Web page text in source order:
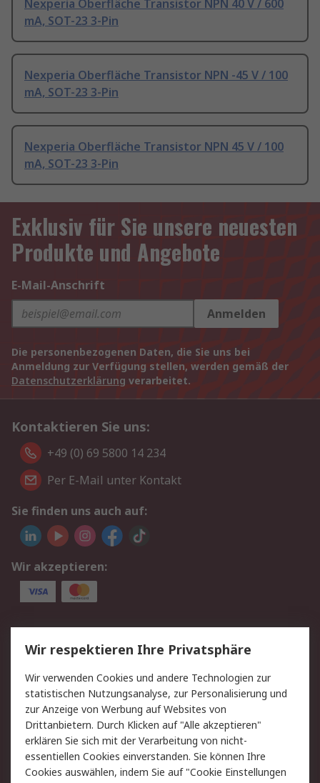
Nexperia Oberfläche Transistor NPN 40 V / 600
mA, SOT-23 3-Pin
Nexperia Oberfläche Transistor NPN -45 V / 100
mA, SOT-23 3-Pin
Nexperia Oberfläche Transistor NPN 45 V / 100
mA, SOT-23 3-Pin
Exklusiv für Sie unsere neuesten
Produkte und Angebote
E-Mail-Anschrift
Anmelden
Die personenbezogenen Daten, die Sie uns bei
Anmeldung zur Verfügung stellen, werden gemäß der
Datenschutzerklärung verarbeitet.
Kontaktieren Sie uns:
+49 (0) 69 5800 14 234
Per E-Mail unter Kontakt
Sie finden uns auch auf:
Wir akzeptieren:
Service
Value Added Services
Lieferlösungen
Rücksendungen
Kontakt
Hilfe
Privatkunden
Rechtliches
AGB
Datenschutz
Wir respektieren Ihre Privatsphäre
Wir verwenden Cookies und andere Technologien zur
statistischen Nutzungsanalyse, zur Personalisierung und
zur Anzeige von Werbung auf Websites von
Drittanbietern. Durch Klicken auf "Alle akzeptieren"
erklären Sie sich mit der Verarbeitung von nicht-
essentiellen Cookies einverstanden. Sie können Ihre
Cookies auswählen, indem Sie auf "Cookie Einstellungen